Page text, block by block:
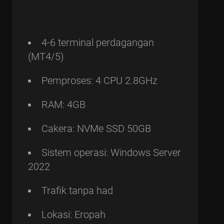
4-6 terminal perdagangan
(MT4/5)
Pemproses: 4 CPU 2.8GHz
RAM: 4GB
Cakera: NVMe SSD 50GB
Sistem operasi: Windows Server
2022
Trafik tanpa had
Lokasi: Eropah